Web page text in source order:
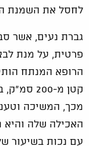
לחסל את השמנת
גברת נעים, אשר
פרטית, על מנת
הרופא המנתח
קטן מ-
מכך, המשיכה
האכילה שלה והיא